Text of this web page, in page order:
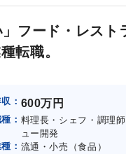
フード・レスト
転職。
： 600万円
： 料理長・シェフ・調理
ュー開発
： 流通・小売（食品）